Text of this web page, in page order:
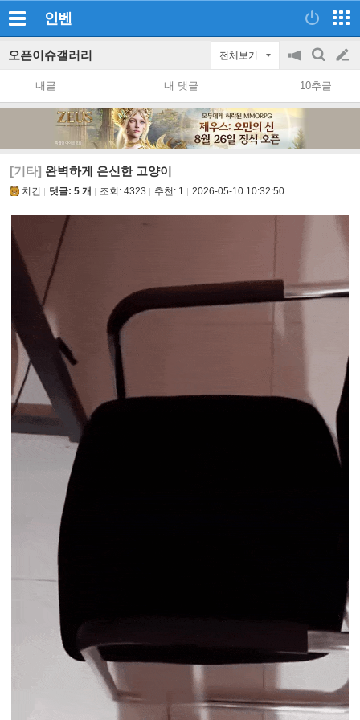
인벤
오픈이슈갤러리 전체보기
공
지
on/off
검
색
글
쓰
내글 내 댓글 10추글
[기타] 완벽하게 은신한 고양이
치킨 댓글: 5 개 조회: 4323 추천: 1 2026-05-10 10:32:50